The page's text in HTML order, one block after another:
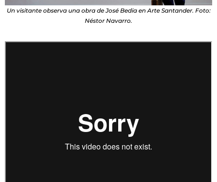
Un visitante observa una obra de José Bedia en Arte Santander. Foto:
Néstor Navarro.